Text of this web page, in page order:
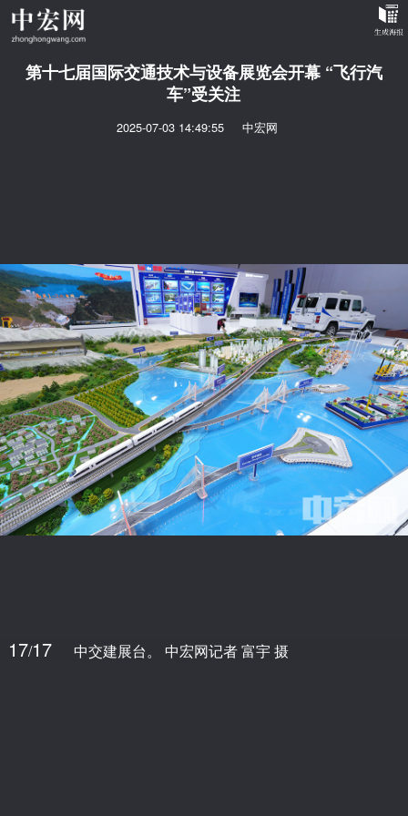
第十七届国际交通技术与设备展览会开幕 “飞行汽
车”受关注
2025-07-03 14:49:55 中宏网
17/17 中交建展台。 中宏网记者 富宇 摄